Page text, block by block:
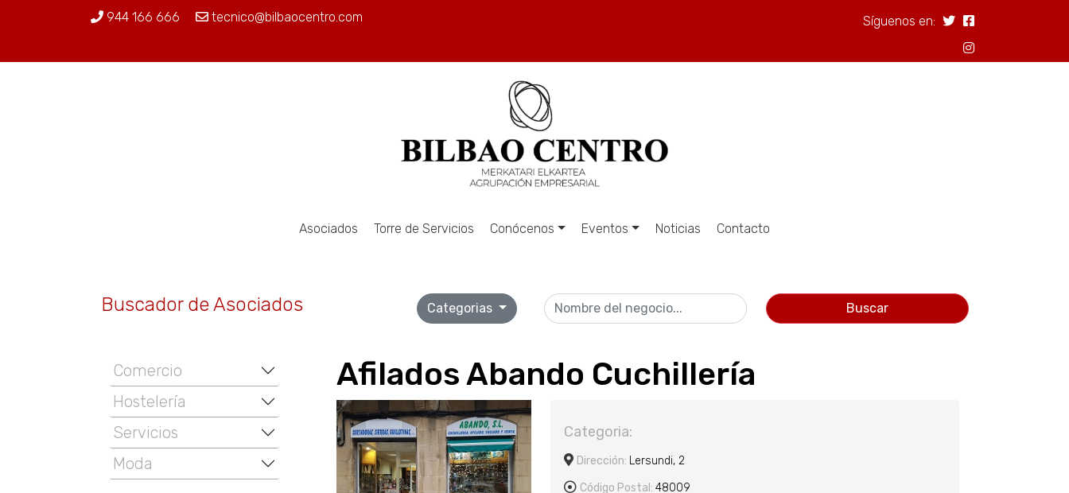
944 166 666 tecnico@bilbaocentro.com Síguenos en:
Asociados Torre de Servicios Conócenos Eventos Noticias Contacto
Buscador de Asociados Categorias Buscar
Comercio
Hostelería
Servicios
Moda
Afilados Abando Cuchillerí­a
Categoria:
Dirección: Lersundi, 2
Código Postal: 48009